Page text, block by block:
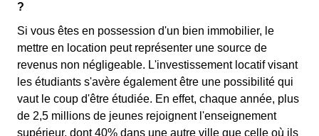
?
Si vous êtes en possession d'un bien immobilier, le
mettre en location peut représenter une source de
revenus non négligeable. L'investissement locatif visant
les étudiants s'avère également être une possibilité qui
vaut le coup d'être étudiée. En effet, chaque année, plus
de 2,5 millions de jeunes rejoignent l'enseignement
supérieur, dont 40% dans une autre ville que celle où ils